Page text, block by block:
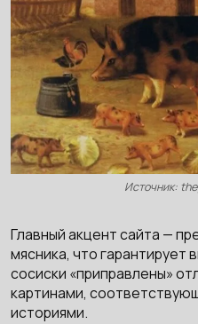
Источник:
Главный акцент сайта —
мясника, что гарантирует
сосиски «приправлены»
картинами,
историями.